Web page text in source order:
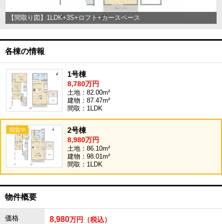
【間取り図】1LDK+3S+ロフト+カースペース
各棟の情報
1号棟
8,780万円
土地：82.00m²
建物：87.47m²
間取：1LDK
2号棟
8,980万円
土地：86.10m²
建物：98.01m²
間取：1LDK
物件概要
価格 8,980万円（税込）